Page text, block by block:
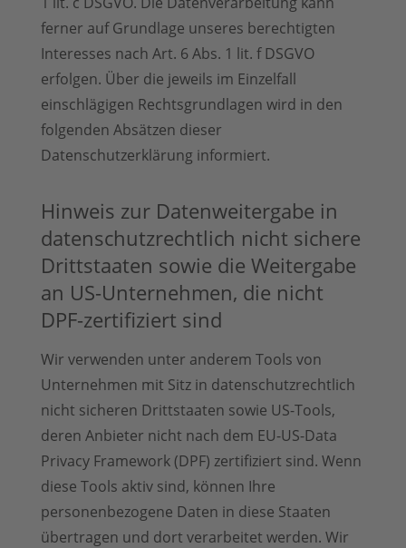
ferner auf Grundlage unseres berechtigten
Interesses nach Art. 6 Abs. 1 lit. f DSGVO
erfolgen. Über die jeweils im Einzelfall
einschlägigen Rechtsgrundlagen wird in den
folgenden Absätzen dieser
Datenschutzerklärung informiert.
Hinweis zur Datenweitergabe in
datenschutzrechtlich nicht sichere
Drittstaaten sowie die Weitergabe
an US-Unternehmen, die nicht
DPF-zertifiziert sind
Wir verwenden unter anderem Tools von
Unternehmen mit Sitz in datenschutzrechtlich
nicht sicheren Drittstaaten sowie US-Tools,
deren Anbieter nicht nach dem EU-US-Data
Privacy Framework (DPF) zertifiziert sind. Wenn
diese Tools aktiv sind, können Ihre
personenbezogene Daten in diese Staaten
übertragen und dort verarbeitet werden. Wir